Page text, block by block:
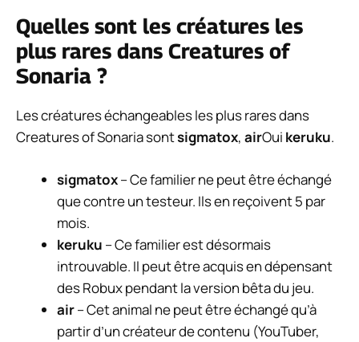
Quelles sont les créatures les
plus rares dans Creatures of
Sonaria ?
Les créatures échangeables les plus rares dans
Creatures of Sonaria sontsigmatox, airOui keruku.
sigmatox– Ce familier ne peut être échangé
que contre un testeur. Ils en reçoivent 5 par
mois.
keruku – Ce familier est désormais
introuvable. Il peut être acquis en dépensant
des Robux pendant la version bêta du jeu.
air– Cet animal ne peut être échangé qu’à
partir d’un créateur de contenu (YouTuber,